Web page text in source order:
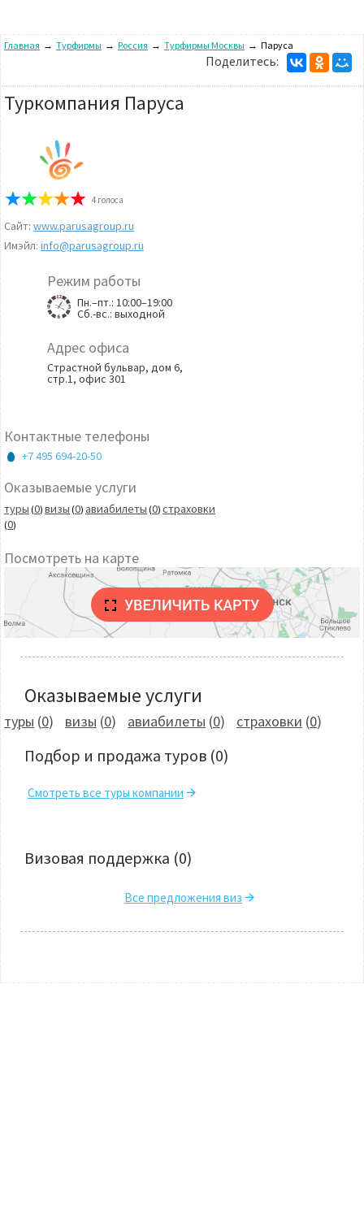
Главная → Турфирмы → Россия → Турфирмы Москвы → Паруса
Поделитесь:
Туркомпания Паруса
4 голоса
Сайт: www.parusagroup.ru
Имэйл: info@parusagroup.ru
Режим работы
Пн.–пт.: 10:00–19:00
Сб.-вс.: выходной
Адрес офиса
Страстной бульвар, дом 6,
стр.1, офис 301
Контактные телефоны
+7 495 694-20-50
Оказываемые услуги
туры (0) визы (0) авиабилеты (0) страховки
(0)
Посмотреть на карте
Оказываемые услуги
туры (0) визы (0) авиабилеты (0) страховки (0)
Подбор и продажа туров (0)
Смотреть все туры компании
Визовая поддержка (0)
Все предложения виз